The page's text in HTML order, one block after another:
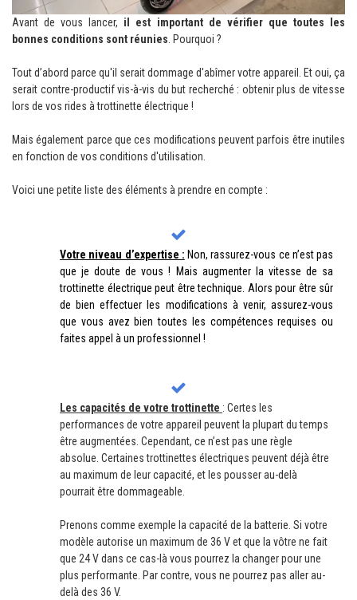
Avant de vous lancer, il est important de vérifier que toutes les
bonnes conditions sont réunies. Pourquoi ?
Tout d’abord parce qu'il serait dommage d'abîmer votre appareil. Et oui, ça
serait contre-productif vis-à-vis du but recherché : obtenir plus de vitesse
lors de vos rides à trottinette électrique !
Mais également parce que ces modifications peuvent parfois être inutiles
en fonction de vos conditions d'utilisation.
Voici une petite liste des éléments à prendre en compte :
Votre niveau d’expertise : Non, rassurez-vous ce n’est pas
que je doute de vous ! Mais augmenter la vitesse de sa
trottinette électrique peut être technique. Alors pour être sûr
de bien effectuer les modifications à venir, assurez-vous
que vous avez bien toutes les compétences requises ou
faites appel à un professionnel !
Les capacités de votre trottinette : Certes les
performances de votre appareil peuvent la plupart du temps
être augmentées. Cependant, ce n’est pas une règle
absolue. Certaines trottinettes électriques peuvent déjà être
au maximum de leur capacité, et les pousser au-delà
pourrait être dommageable.
Prenons comme exemple la capacité de la batterie. Si votre
modèle autorise un maximum de 36 V et que la vôtre ne fait
que 24 V dans ce cas-là vous pourrez la changer pour une
plus performante. Par contre, vous ne pourrez pas aller au-
delà des 36 V.